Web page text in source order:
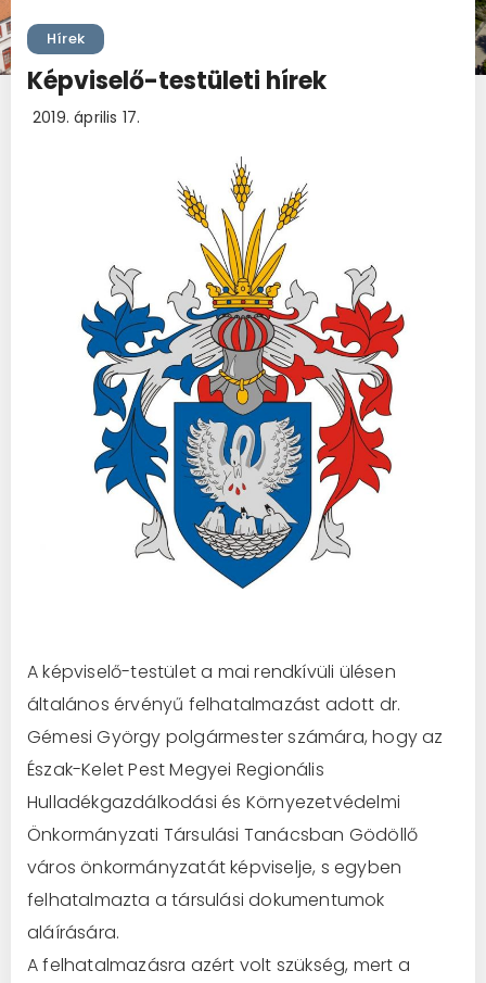
Hírek
Képviselő-testületi hírek
2019. április 17.
A képviselő-testület a mai rendkívüli ülésen
általános érvényű felhatalmazást adott dr.
Gémesi György polgármester számára, hogy az
Észak-Kelet Pest Megyei Regionális
Hulladékgazdálkodási és Környezetvédelmi
Önkormányzati Társulási Tanácsban Gödöllő
város önkormányzatát képviselje, s egyben
felhatalmazta a társulási dokumentumok
aláírására.
A felhatalmazásra azért volt szükség, mert a